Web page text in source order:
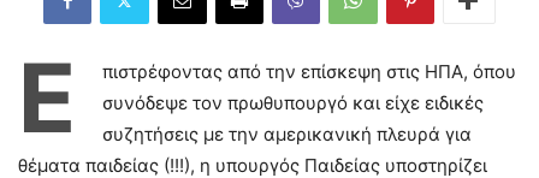
Ε
πιστρέφοντας από την επίσκεψη στις ΗΠΑ, όπου
συνόδεψε τον πρωθυπουργό και είχε ειδικές
συζητήσεις με την αμερικανική πλευρά για
θέματα παιδείας (!!!), η υπουργός Παιδείας υποστηρίζει